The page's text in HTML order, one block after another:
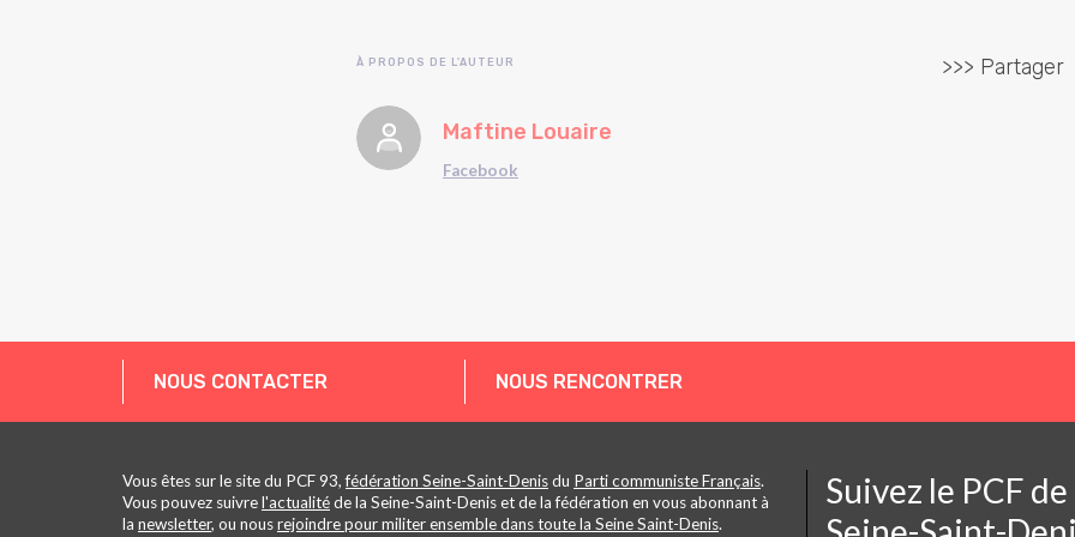
À PROPOS DE L'AUTEUR
Maftine Louaire
Facebook
>>> Partager
NOUS CONTACTER NOUS RENCONTRER
Vous êtes sur le site du PCF 93,fédération Seine-Saint-Denisdu Parti communiste Français.
Vous pouvez suivrel'actualitéde la Seine-Saint-Denis et de la fédération en vous abonnant à
la newsletter, ou nousrejoindre pour militer ensemble dans toute la Seine Saint-Denis.
Suivez le PCF de